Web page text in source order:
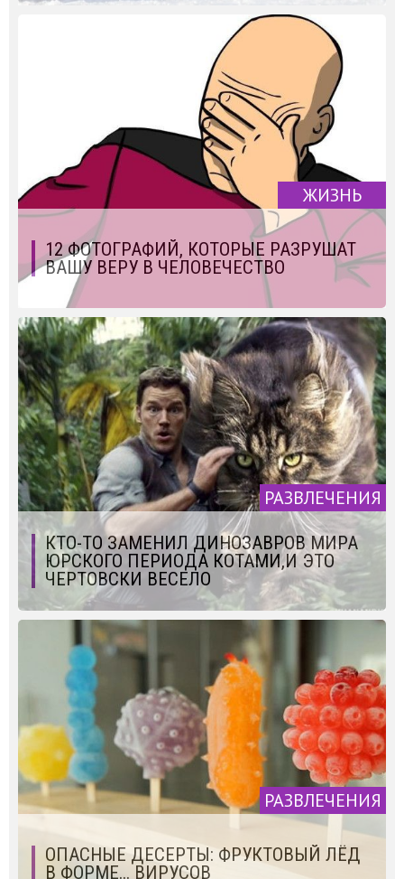
ЖИЗНЬ
12 ФОТОГРАФИЙ, КОТОРЫЕ РАЗРУШАТ
ВАШУ ВЕРУ В ЧЕЛОВЕЧЕСТВО
РАЗВЛЕЧЕНИЯ
КТО-ТО ЗАМЕНИЛ ДИНОЗАВРОВ МИРА
ЮРСКОГО ПЕРИОДА КОТАМИ,И ЭТО
ЧЕРТОВСКИ ВЕСЕЛО
РАЗВЛЕЧЕНИЯ
ОПАСНЫЕ ДЕСЕРТЫ: ФРУКТОВЫЙ ЛЁД
В ФОРМЕ... ВИРУСОВ